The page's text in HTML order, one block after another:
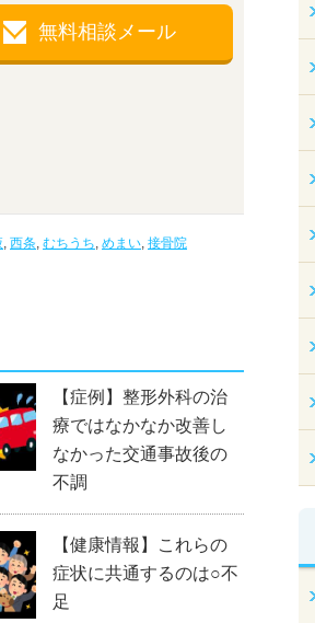
無料相談メール
, 西条, むちうち, めまい, 接骨院
【症例】整形外科の治
療ではなかなか改善し
なかった交通事故後の
不調
【健康情報】これらの
症状に共通するのは○不
足